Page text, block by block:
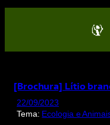
Saltar
conteúdo
[Brochura] Lítio
22/09/2023
Tema: Ecologia e